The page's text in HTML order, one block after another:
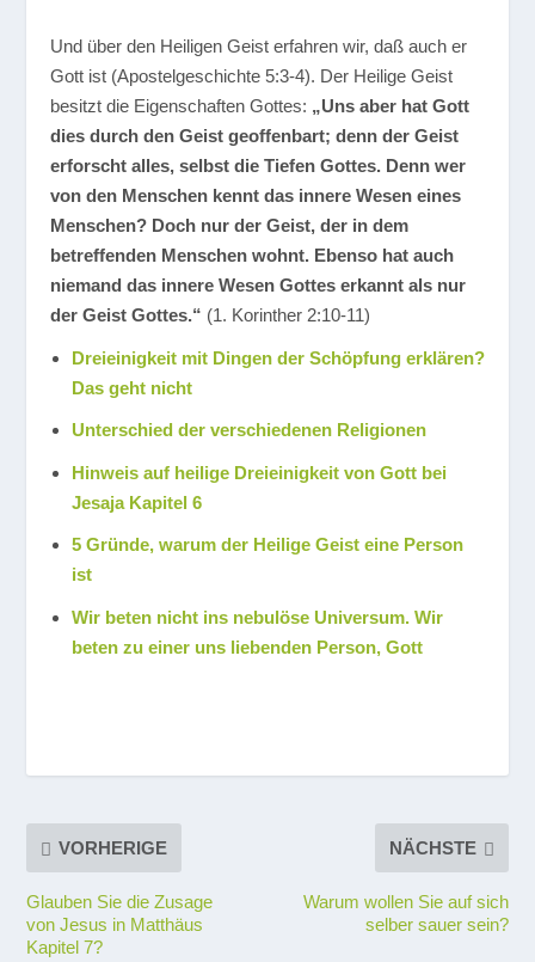
Und über den Heiligen Geist erfahren wir, daß auch er
Gott ist (Apostelgeschichte 5:3-4). Der Heilige Geist
besitzt die Eigenschaften Gottes: „Uns aber hat Gott
dies durch den Geist geoffenbart; denn der Geist
erforscht alles, selbst die Tiefen Gottes. Denn wer
von den Menschen kennt das innere Wesen eines
Menschen? Doch nur der Geist, der in dem
betreffenden Menschen wohnt. Ebenso hat auch
niemand das innere Wesen Gottes erkannt als nur
der Geist Gottes.“ (1. Korinther 2:10-11)
Dreieinigkeit mit Dingen der Schöpfung erklären?
Das geht nicht
Unterschied der verschiedenen Religionen
Hinweis auf heilige Dreieinigkeit von Gott bei
Jesaja Kapitel 6
5 Gründe, warum der Heilige Geist eine Person
ist
Wir beten nicht ins nebulöse Universum. Wir
beten zu einer uns liebenden Person, Gott
VORHERIGE
Glauben Sie die Zusage
von Jesus in Matthäus
Kapitel 7?
NÄCHSTE
Warum wollen Sie auf sich
selber sauer sein?